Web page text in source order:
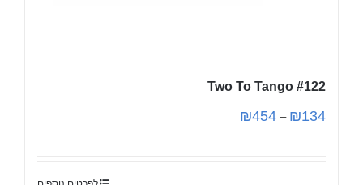
Two To Tango #122
₪134
–
₪454